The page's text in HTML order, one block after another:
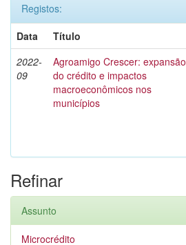
Registos:
Data
Título
2022-
09
Agroamigo Crescer: expansão
do crédito e impactos
macroeconômicos nos
municípios
Refinar
Assunto
Microcrédito